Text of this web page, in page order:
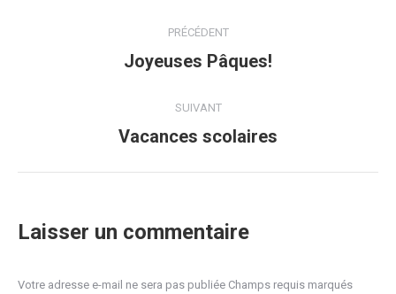
PRÉCÉDENT
Article
:
Joyeuses Pâques!
SUIVANT
Article
Vacances scolaires
Laisser un commentaire
Votre adresse e-mail ne sera pas publiée Champs requis marqués